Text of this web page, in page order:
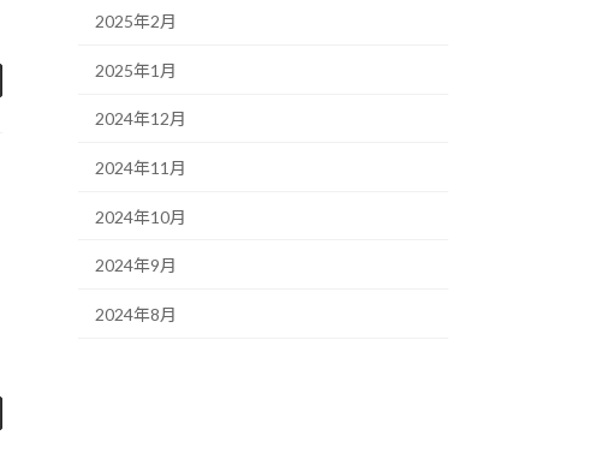
2025年2月
2025年1月
2024年12月
2024年11月
2024年10月
2024年9月
2024年8月